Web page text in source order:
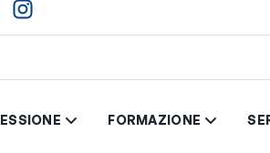
FORMAZIONE